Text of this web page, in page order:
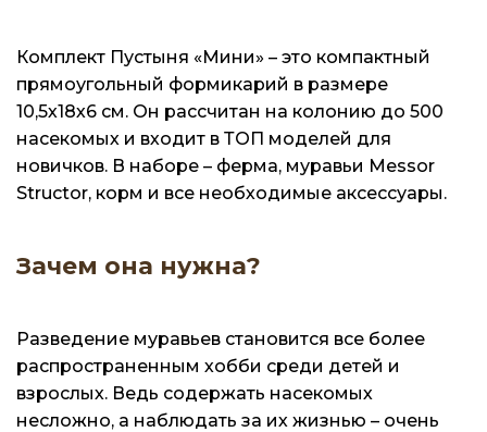
Комплект Пустыня «Мини» – это компактный
прямоугольный формикарий в размере
10,5х18х6 см. Он рассчитан на колонию до 500
насекомых и входит в ТОП моделей для
новичков. В наборе – ферма, муравьи Messor
Structor, корм и все необходимые аксессуары.
Зачем она нужна?
Разведение муравьев становится все более
распространенным хобби среди детей и
взрослых. Ведь содержать насекомых
несложно, а наблюдать за их жизнью – очень